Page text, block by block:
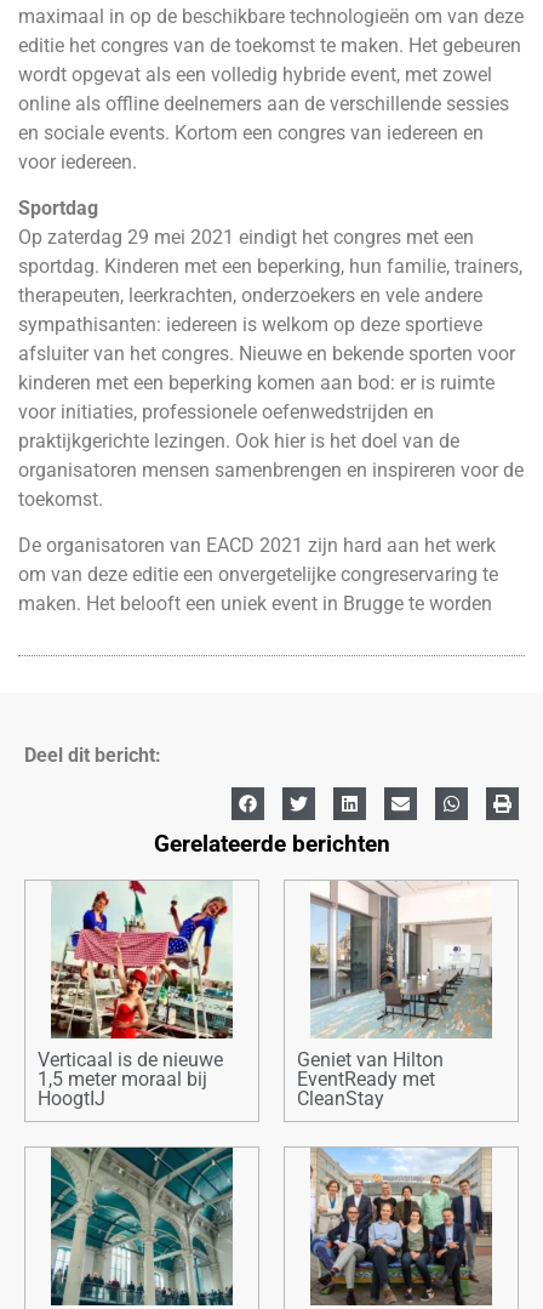
maximaal in op de beschikbare technologieën om van deze
editie het congres van de toekomst te maken. Het gebeuren
wordt opgevat als een volledig hybride event, met zowel
online als offline deelnemers aan de verschillende sessies
en sociale events. Kortom een congres van iedereen en
voor iedereen.
Sportdag
Op zaterdag 29 mei 2021 eindigt het congres met een
sportdag. Kinderen met een beperking, hun familie, trainers,
therapeuten, leerkrachten, onderzoekers en vele andere
sympathisanten: iedereen is welkom op deze sportieve
afsluiter van het congres. Nieuwe en bekende sporten voor
kinderen met een beperking komen aan bod: er is ruimte
voor initiaties, professionele oefenwedstrijden en
praktijkgerichte lezingen. Ook hier is het doel van de
organisatoren mensen samenbrengen en inspireren voor de
toekomst.
De organisatoren van EACD 2021 zijn hard aan het werk
om van deze editie een onvergetelijke congreservaring te
maken. Het belooft een uniek event in Brugge te worden
Deel dit bericht:
Gerelateerde berichten
Verticaal is de nieuwe
1,5 meter moraal bij
HoogtIJ
Geniet van Hilton
EventReady met
CleanStay